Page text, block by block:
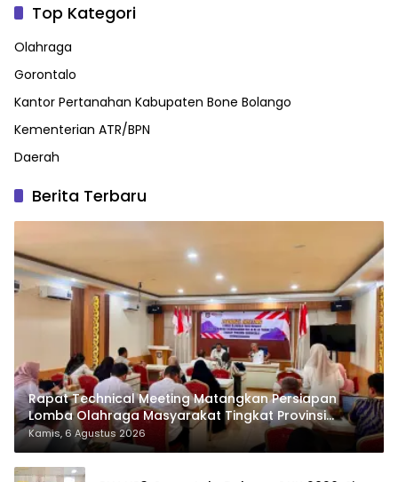
Top Kategori
Olahraga
Gorontalo
Kantor Pertanahan Kabupaten Bone Bolango
Kementerian ATR/BPN
Daerah
Berita Terbaru
Rapat Technical Meeting Matangkan Persiapan
Lomba Olahraga Masyarakat Tingkat Provinsi
Gorontalo
Kamis, 6 Agustus 2026